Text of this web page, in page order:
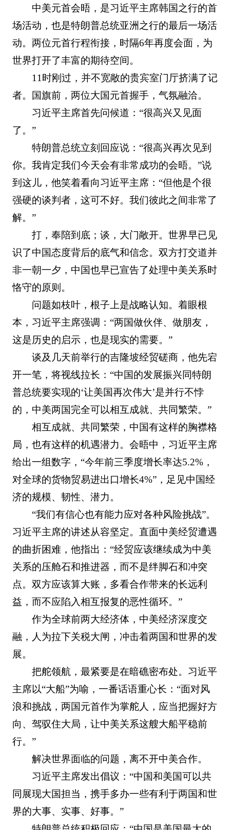
中美元首会晤，是习近平主席韩国之行的首
场活动，也是特朗普总统亚洲之行的最后一场活
动。两位元首行程衔接，时隔6年再度会面，为
世界打开了丰富的期待空间。
11时刚过，并不宽敞的贵宾室门厅挤满了记
者。国旗前，两位大国元首握手，气氛融洽。
习近平主席首先问候道：“很高兴又见面
了。”
特朗普总统立刻回应说：“很高兴再次见到
你。我肯定我们今天会有非常成功的会晤。”说
到这儿，他笑着看向习近平主席：“但他是个很
强硬的谈判者，这可不好。我们彼此之间非常了
解。”
打，奉陪到底；谈，大门敞开。世界早已见
识了中国态度背后的底气和信念。双方打交道并
非一朝一夕，中国也早已宣告了处理中美关系时
恪守的原则。
问题如枝叶，根子上是战略认知。着眼根
本，习近平主席强调：“两国做伙伴、做朋友，
这是历史的启示，也是现实的需要。”
谈及几天前举行的吉隆坡经贸磋商，他先宕
开一笔，将视线拉长：“中国的发展振兴同特朗
普总统要实现的‘让美国再次伟大’是并行不悖
的，中美两国完全可以相互成就、共同繁荣。”
相互成就、共同繁荣，中国有这样的胸襟格
局，也有这样的机遇潜力。会晤中，习近平主席
给出一组数字，“今年前三季度增长率达5.2%，
对全球的货物贸易进出口增长4%”，足见中国经
济的规模、韧性、潜力。
“我们有信心也有能力应对各种风险挑战”。
习近平主席的讲述从容坚定。直面中美经贸遭遇
的曲折困难，他指出：“经贸应该继续成为中美
关系的压舱石和推进器，而不是绊脚石和冲突
点。双方应该算大账，多看合作带来的长远利
益，而不应陷入相互报复的恶性循环。”
作为全球前两大经济体，中美经济深度交
融，人为拉下关税大闸，冲击着两国和世界的发
展。
把舵领航，最紧要是在暗礁密布处。习近平
主席以“大船”为喻，一番话语重心长：“面对风
浪和挑战，两国元首作为掌舵人，应当把握好方
向、驾驭住大局，让中美关系这艘大船平稳前
行。”
解决世界面临的问题，离不开中美合作。
习近平主席发出倡议：“中国和美国可以共
同展现大国担当，携手多办一些有利于两国和世
界的大事、实事、好事。”